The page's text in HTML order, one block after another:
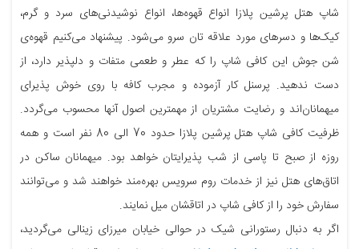
شاپ هتل پرشین پلازا انواع قهوه‌ها، انواع نوشیدنی‌های سرد و گرم،
کیک‌ها و دسرهای مورد علاقه تان سرو می‌شود. پیشنهاد می‌کنیم قهوه‌ی
شن جوش این کافی شاپ را که عطر و طعمی متفات و دلپذیر دارد، از
دست ندهید. پرسنل کار آزموده و مجرب کافه با روی خوش پذیرای
میهمانان‌اند و رضایت مشتریان از مهمترین اصول آنها محسوب می‌گردد.
ظرفیت کافی شاپ هتل پرشین پلازا حدود 70 الی 80 نفر است و همه
روزه از صبح تا پاسی از شب پذیرایتان خواهد بود. میهمانان ساکن در
اتاق‌های هتل نیز از خدمات روم سرویس بهره‌مند خواهند شد و می‌توانند
سفارش خود را از کافی شاپ در اتاقشان میل نمایند.
اگر به دنبال رستورانی شیک در حوالی خیابان میرزای زینالی می‌گردید،